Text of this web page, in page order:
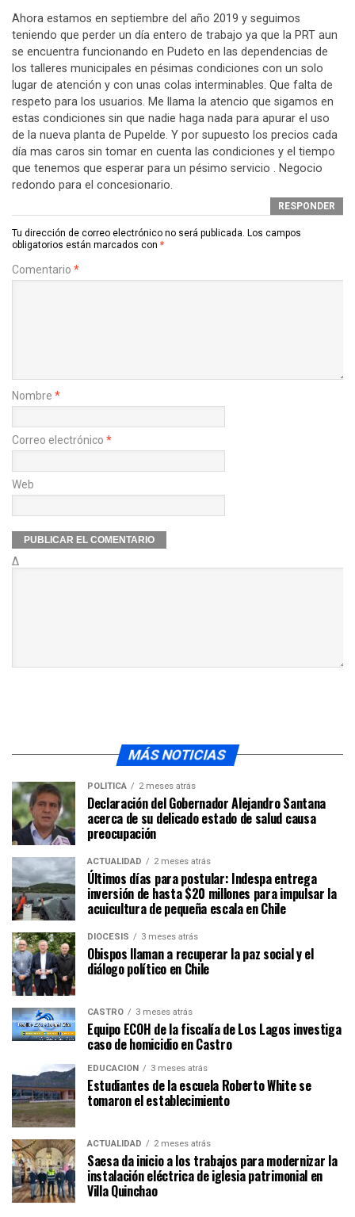
Ahora estamos en septiembre del año 2019 y seguimos
teniendo que perder un día entero de trabajo ya que la PRT aun
se encuentra funcionando en Pudeto en las dependencias de
los talleres municipales en pésimas condiciones con un solo
lugar de atención y con unas colas interminables. Que falta de
respeto para los usuarios. Me llama la atencio que sigamos en
estas condiciones sin que nadie haga nada para apurar el uso
de la nueva planta de Pupelde. Y por supuesto los precios cada
día mas caros sin tomar en cuenta las condiciones y el tiempo
que tenemos que esperar para un pésimo servicio . Negocio
redondo para el concesionario.
RESPONDER
Tu dirección de correo electrónico no será publicada. Los campos
obligatorios están marcados con *
Comentario *
Nombre *
Correo electrónico *
Web
Δ
MÁS NOTICIAS
POLÍTICA 2 meses atrás
Declaración del Gobernador Alejandro Santana
acerca de su delicado estado de salud causa
preocupación
ACTUALIDAD 2 meses atrás
Últimos días para postular: Indespa entrega
inversión de hasta $20 millones para impulsar la
acuicultura de pequeña escala en Chile
DIÓCESIS 3 meses atrás
Obispos llaman a recuperar la paz social y el
diálogo político en Chile
CASTRO 3 meses atrás
Equipo ECOH de la fiscalía de Los Lagos investiga
caso de homicidio en Castro
EDUCACIÓN 3 meses atrás
Estudiantes de la escuela Roberto White se
tomaron el establecimiento
ACTUALIDAD 2 meses atrás
Saesa da inicio a los trabajos para modernizar la
instalación eléctrica de iglesia patrimonial en
Villa Quinchao